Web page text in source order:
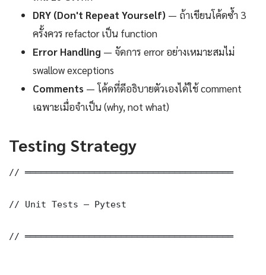
DRY (Don't Repeat Yourself) — ถ้าเขียนโค้ดซ้ำ 3
ครั้งควร refactor เป็น function
Error Handling — จัดการ error อย่างเหมาะสมไม่
swallow exceptions
Comments — โค้ดที่ดีอธิบายตัวเองได้ใช้ comment
เฉพาะเมื่อจำเป็น (why, not what)
Testing Strategy
// ═══════════════════════════════════════
// Unit Tests — Pytest
// ═══════════════════════════════════════